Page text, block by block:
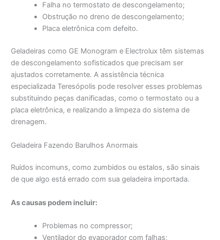
Falha no termostato de descongelamento;
Obstrução no dreno de descongelamento;
Placa eletrônica com defeito.
Geladeiras como GE Monogram e Electrolux têm sistemas
de descongelamento sofisticados que precisam ser
ajustados corretamente. A assistência técnica
especializada Teresópolis pode resolver esses problemas
substituindo peças danificadas, como o termostato ou a
placa eletrônica, e realizando a limpeza do sistema de
drenagem.
Geladeira Fazendo Barulhos Anormais
Ruídos incomuns, como zumbidos ou estalos, são sinais
de que algo está errado com sua geladeira importada.
As causas podem incluir:
Problemas no compressor;
Ventilador do evaporador com falhas;